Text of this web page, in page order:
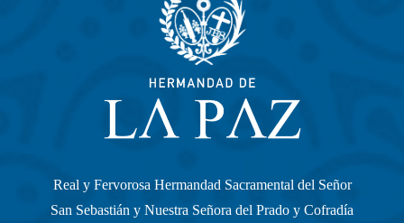
Real y Fervorosa Hermandad Sacramental del Señor
San Sebastián y Nuestra Señora del Prado y Cofradía